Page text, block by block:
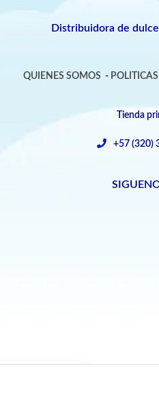
Distribuidora de
QUIENES SOMOS - POLITICAS
Tienda
+57 (320)